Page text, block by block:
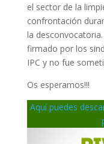
el sector de la
confrontación
la
firmado por los
IPC y no fue
Os esperamos!!!
Aquí puedes